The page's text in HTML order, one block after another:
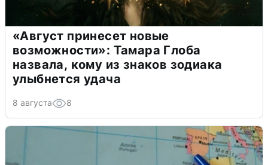
«Август принесет новые
возможности»: Тамара Глоба
назвала, кому из знаков зодиака
улыбнется удача
8 августа 8